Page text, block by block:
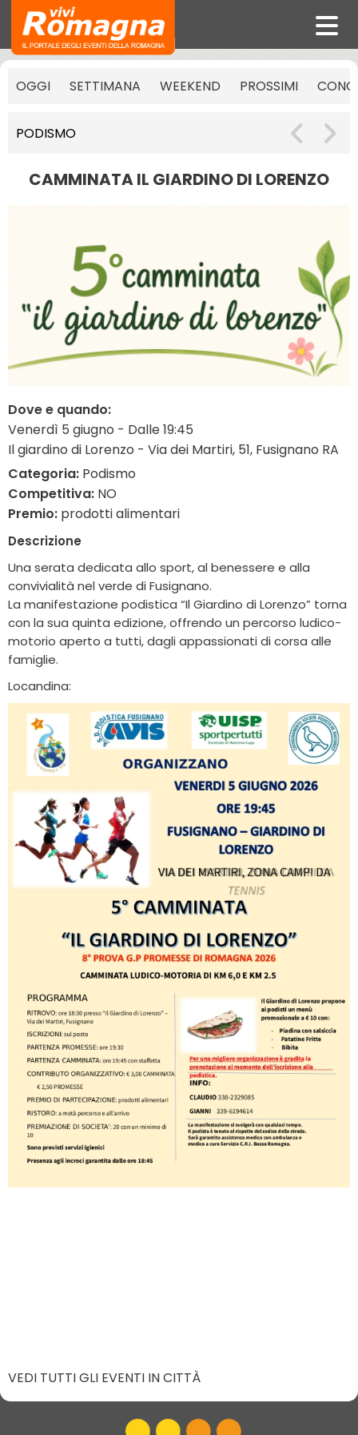
OGGI SETTIMANA WEEKEND PROSSIMI
PODISMO
CAMMINATA IL GIARDINO DI LORENZO
Dove e quando:
Venerdì 5 giugno - Dalle 19:45
Il giardino di Lorenzo - Via dei Martiri, 51, Fusignano RA
Categoria: Podismo
Competitiva: NO
Premio: prodotti alimentari
Descrizione
Una serata dedicata allo sport, al benessere e alla
convivialità nel verde di Fusignano.
La manifestazione podistica “Il Giardino di Lorenzo” torna
con la sua quinta edizione, offrendo un percorso ludico-
motorio aperto a tutti, dagli appassionati di corsa alle
famiglie.
Locandina:
VEDI TUTTI GLI EVENTI IN CITTÀ